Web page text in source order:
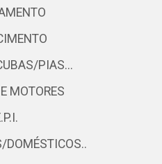
PIAS...
MOTORES
DOMÉSTICOS..